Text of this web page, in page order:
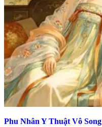
Phu Nhân Y Thuật Vô Song